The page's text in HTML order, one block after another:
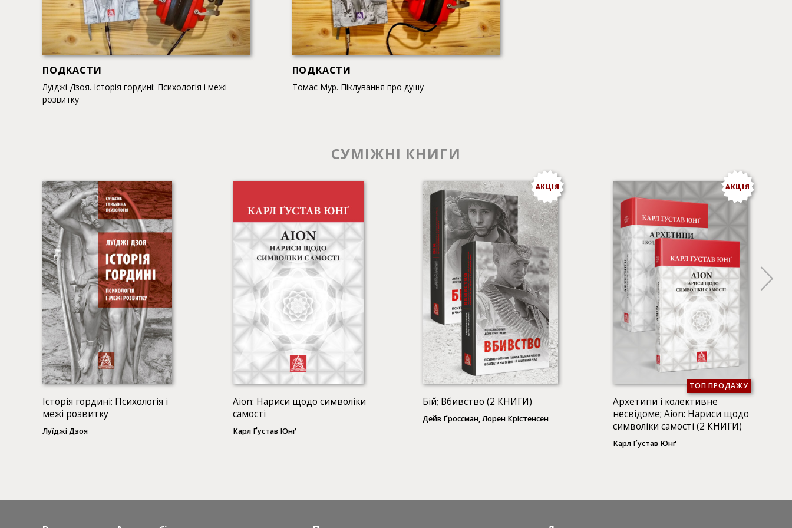
ПОДКАСТИ
Луїджі Дзоя. Історія гордині: Психологія і межі
розвитку
ПОДКАСТИ
Томас Мур. Піклування про душу
СУМІЖНІ КНИГИ
Історія гордині: Психологія і
межі розвитку
Луїджі Дзоя
Аion: Нариси щодо символіки
самості
Карл Ґустав Юнґ
АКЦІЯ
Бій; Вбивство (2 КНИГИ)
Дейв Ґроссман, Лорен Крістенсен
АКЦІЯ
ТОП ПРОДАЖУ
Архетипи і колективне
несвідоме; Аion: Нариси щодо
символіки самості (2 КНИГИ)
Карл Ґустав Юнґ